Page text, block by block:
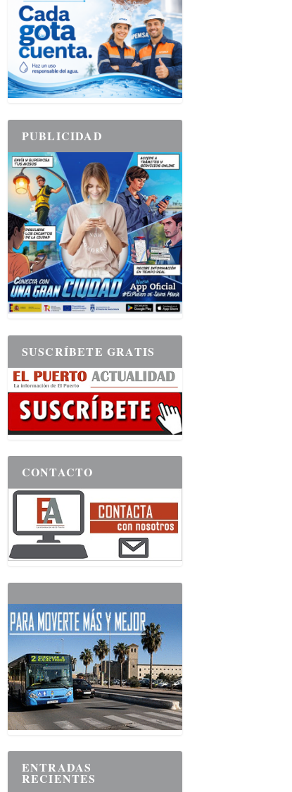
PUBLICIDAD
SUSCRÍBETE GRATIS
CONTACTO
ENTRADAS
RECIENTES